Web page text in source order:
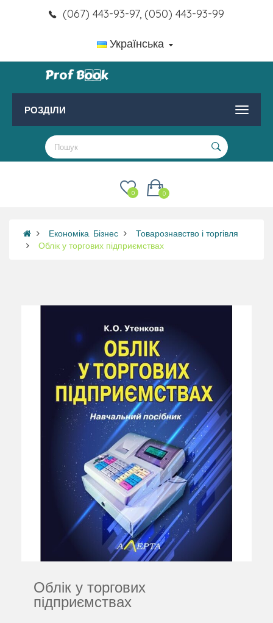
(067) 443-93-97, (050) 443-93-99
Українська
РОЗДІЛИ
0
0
Економіка. Бізнес
Товарознавство і торгівля
Облік у торгових підприємствах
Облік у торгових
підприємствах